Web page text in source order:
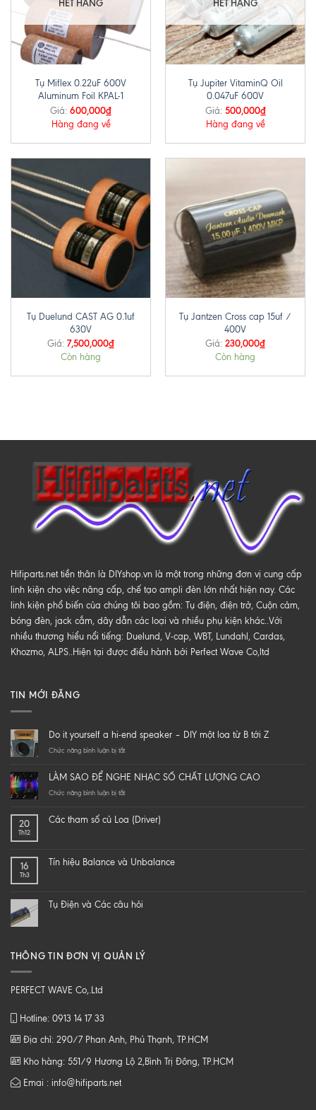
HẾT HÀNG
Tụ Miflex 0.22uF 600V
Aluminum Foil KPAL-1
Giá: 600,000₫
Hàng đang về
HẾT HÀNG
Tụ Jupiter VitaminQ Oil
0.047uF 600V
Giá: 500,000₫
Hàng đang về
Tụ Duelund CAST AG 0.1uf
630V
Giá: 7,500,000₫
Còn hàng
Tụ Jantzen Cross cap 15uf /
400V
Giá: 230,000₫
Còn hàng
Hifiparts.net tiền thân là DIYshop.vn là một trong những đơn vị cung cấp
linh kiện cho việc nâng cấp, chế tạo ampli đèn lớn nhất hiện nay. Các
linh kiện phổ biến của chúng tôi bao gồm: Tụ điện, điện trở, Cuộn cảm,
bóng đèn, jack cắm, dây dẫn các loại và nhiều phụ kiện khác..Với
nhiều thương hiểu nổi tiếng: Duelund, V-cap, WBT, Lundahl, Cardas,
Khozmo, ALPS..Hiện tại được điều hành bởi Perfect Wave Co,ltd
TIN MỚI ĐĂNG
Do it yourself a hi-end speaker – DIY một loa từ B tới Z
Chức năng bình luận bị tắtở
yourself
a
speaker
loa
Z
LÀM SAO ĐỂ NGHE NHẠC SỐ CHẤT LƯỢNG CAO
Chức năng bình luận bị tắtở
ĐỂ
CHẤT
20
Th12
Các tham số củ Loa (Driver)
16
Th3
Tín hiệu Balance và Unbalance
Tụ Điện và Các câu hỏi
THÔNG TIN ĐƠN VỊ QUẢN LÝ
PERFECT WAVE Co,.Ltd
Hotline: 0913 14 17 33
Địa chỉ: 290/7 Phan Anh, Phú Thạnh, TP.HCM
Kho hàng: 551/9 Hương Lộ 2,Bình Trị Đông, TP.HCM
Emai : info@hifiparts.net